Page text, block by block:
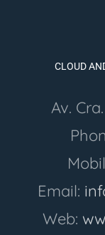
CLOUD
Av.
Email:
Web: